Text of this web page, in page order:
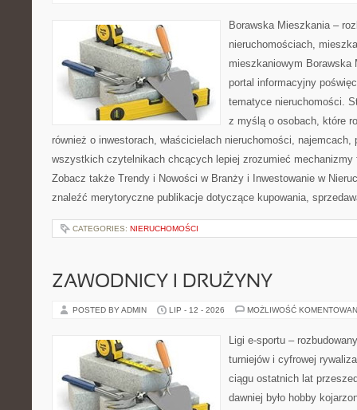
Borawska Mieszkania –
nieruchomościach,
mieszkaniowym Borawska
portal informacyjny
tematyce nieruchomości.
z myślą o osobach, które
również o inwestorach, właścicielach nieruchomości, najemcach,
wszystkich czytelnikach chcących lepiej zrozumieć mechanizmy
Zobacz także Trendy i Nowości w Branży i Inwestowanie w
znaleźć merytoryczne publikacje dotyczące kupowania,
CATEGORIES: NIERUCHOMOŚCI
ZAWODNICY I DRUŻYNY
POSTED BY ADMIN LIP - 12 - 2026 MOŻLIWOŚĆ
Ligi e-sportu –
turniejów i cyfrowej
ciągu ostatnich lat
dawniej było hobby